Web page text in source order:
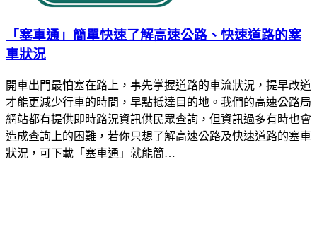
「塞車通」簡單快速了解高速公路、快速道路的塞
車狀況
開車出門最怕塞在路上，事先掌握道路的車流狀況，提早改道
才能更減少行車的時間，早點抵達目的地。我們的高速公路局
網站都有提供即時路況資訊供民眾查詢，但資訊過多有時也會
造成查詢上的困難，若你只想了解高速公路及快速道路的塞車
狀況，可下載「塞車通」就能簡…